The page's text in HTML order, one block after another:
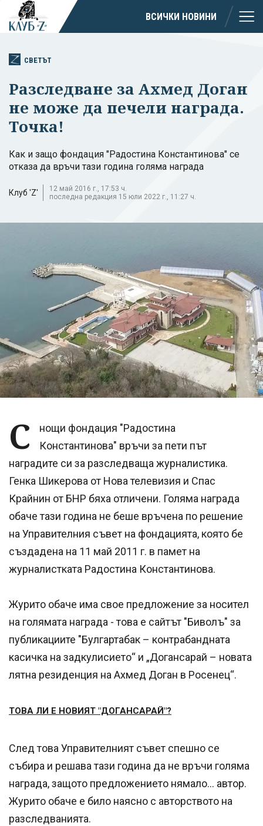
ВСИЧКИ НОВИНИ
СВЕТЪТ
Разследване за Ахмед Доган
не може да печели награда.
Точка!
Как и защо фондация "Радостина Константинова" се
отказа да връчи тази година голяма награда
Клуб 'Z'
12 май 2016 г., 17:53 ч.
последна редакция 15 юли 2022 г., 11:27 ч.
С
нощи фондация "Радостина
Константинова" връчи за пети път
наградите си за разследваща журналистика.
Генка Шикерова от Нова телевизия и Спас
Крайнин от БНР бяха отличени. Голяма награда
обаче тази година не беше връчена по решение
на Управителния съвет на фондацията, която бе
създадена на 11 май 2011 г. в памет на
журналистката Радостина Константинова.
Журито обаче има свое предложение за носител
на голямата награда - това е сайтът "Биволъ" за
публикациите "Булгартабак – контрабандната
касичка на задкулисието“ и „Догансарай – новата
лятна резиденция на Ахмед Доган в Росенец“.
ТОВА ЛИ Е НОВИЯТ "ДОГАНСАРАЙ"?
След това Управителният съвет спешно се
събира и решава тази година да не връчи голяма
награда, защото предложението нямало... автор.
Журито обаче е било наясно с авторството на
разследванията.